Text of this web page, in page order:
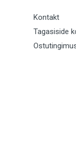
Kontakt
Tagasiside